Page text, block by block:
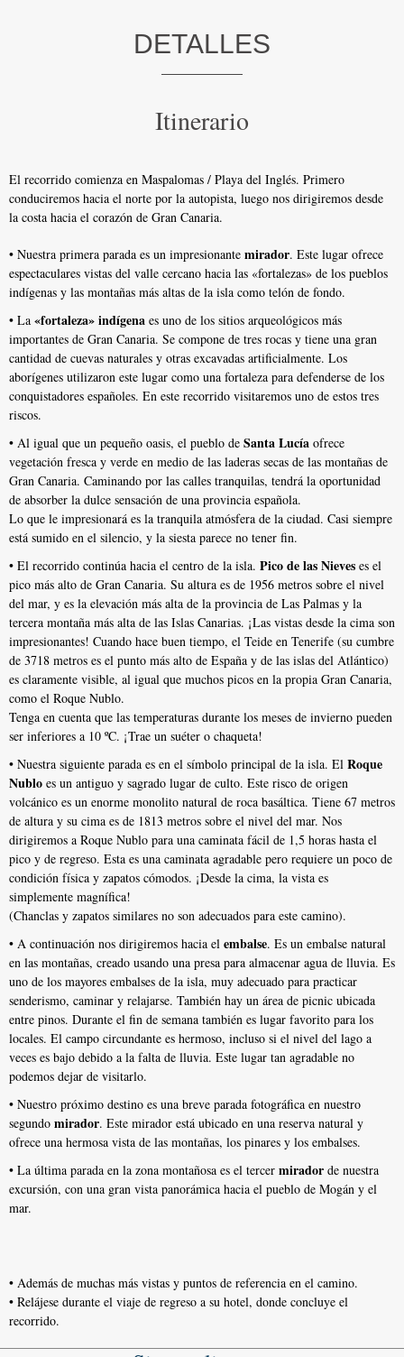
DETALLES
Itinerario
El recorrido comienza en Maspalomas / Playa del Inglés. Primero
conduciremos hacia el norte por la autopista, luego nos dirigiremos desde
la costa hacia el corazón de Gran Canaria.
• Nuestra primera parada es un impresionante mirador. Este lugar ofrece
espectaculares vistas del valle cercano hacia las «fortalezas» de los pueblos
indígenas y las montañas más altas de la isla como telón de fondo.
• La «fortaleza» indígena es uno de los sitios arqueológicos más
importantes de Gran Canaria. Se compone de tres rocas y tiene una gran
cantidad de cuevas naturales y otras excavadas artificialmente. Los
aborígenes utilizaron este lugar como una fortaleza para defenderse de los
conquistadores españoles. En este recorrido visitaremos uno de estos tres
riscos.
• Al igual que un pequeño oasis, el pueblo de Santa Lucía ofrece
vegetación fresca y verde en medio de las laderas secas de las montañas de
Gran Canaria. Caminando por las calles tranquilas, tendrá la oportunidad
de absorber la dulce sensación de una provincia española.
Lo que le impresionará es la tranquila atmósfera de la ciudad. Casi siempre
está sumido en el silencio, y la siesta parece no tener fin.
• El recorrido continúa hacia el centro de la isla. Pico de las Nieves es el
pico más alto de Gran Canaria. Su altura es de 1956 metros sobre el nivel
del mar, y es la elevación más alta de la provincia de Las Palmas y la
tercera montaña más alta de las Islas Canarias. ¡Las vistas desde la cima son
impresionantes! Cuando hace buen tiempo, el Teide en Tenerife (su cumbre
de 3718 metros es el punto más alto de España y de las islas del Atlántico)
es claramente visible, al igual que muchos picos en la propia Gran Canaria,
como el Roque Nublo.
Tenga en cuenta que las temperaturas durante los meses de invierno pueden
ser inferiores a 10 ºC. ¡Trae un suéter o chaqueta!
• Nuestra siguiente parada es en el símbolo principal de la isla. El Roque
Nublo es un antiguo y sagrado lugar de culto. Este risco de origen
volcánico es un enorme monolito natural de roca basáltica. Tiene 67 metros
de altura y su cima es de 1813 metros sobre el nivel del mar. Nos
dirigiremos a Roque Nublo para una caminata fácil de 1,5 horas hasta el
pico y de regreso. Esta es una caminata agradable pero requiere un poco de
condición física y zapatos cómodos. ¡Desde la cima, la vista es
simplemente magnífica!
(Chanclas y zapatos similares no son adecuados para este camino).
• A continuación nos dirigiremos hacia el embalse. Es un embalse natural
en las montañas, creado usando una presa para almacenar agua de lluvia. Es
uno de los mayores embalses de la isla, muy adecuado para practicar
senderismo, caminar y relajarse. También hay un área de picnic ubicada
entre pinos. Durante el fin de semana también es lugar favorito para los
locales. El campo circundante es hermoso, incluso si el nivel del lago a
veces es bajo debido a la falta de lluvia. Este lugar tan agradable no
podemos dejar de visitarlo.
• Nuestro próximo destino es una breve parada fotográfica en nuestro
segundo mirador. Este mirador está ubicado en una reserva natural y
ofrece una hermosa vista de las montañas, los pinares y los embalses.
• La última parada en la zona montañosa es el tercer mirador de nuestra
excursión, con una gran vista panorámica hacia el pueblo de Mogán y el
mar.
• Además de muchas más vistas y puntos de referencia en el camino.
• Relájese durante el viaje de regreso a su hotel, donde concluye el
recorrido.